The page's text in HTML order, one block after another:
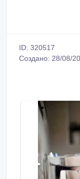
ID: 320517
Создано: 28/08/